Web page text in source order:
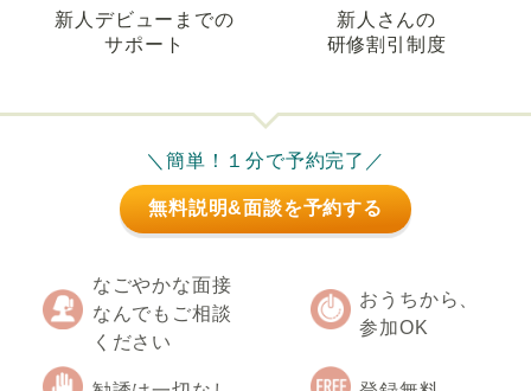
新人デビューまでの
サポート
新人さんの
研修割引制度
＼簡単！１分で予約完了／
無料説明&面談を予約する
なごやかな面接
なんでもご相談
ください
おうちから、
参加OK